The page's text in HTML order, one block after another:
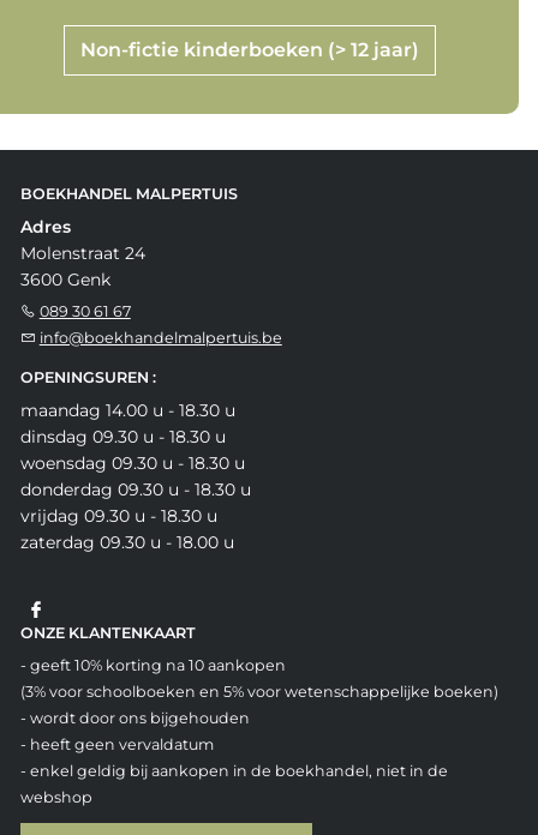
Non-fictie kinderboeken (> 12 jaar)
BOEKHANDEL MALPERTUIS
Adres
Molenstraat 24
3600 Genk
089 30 61 67
info@boekhandelmalpertuis.be
OPENINGSUREN :
maandag 14.00 u - 18.30 u
dinsdag 09.30 u - 18.30 u
woensdag 09.30 u - 18.30 u
donderdag 09.30 u - 18.30 u
vrijdag 09.30 u - 18.30 u
zaterdag 09.30 u - 18.00 u
ONZE KLANTENKAART
- geeft 10% korting na 10 aankopen
(3% voor schoolboeken en 5% voor wetenschappelijke boeken)
- wordt door ons bijgehouden
- heeft geen vervaldatum
- enkel geldig bij aankopen in de boekhandel, niet in de
webshop